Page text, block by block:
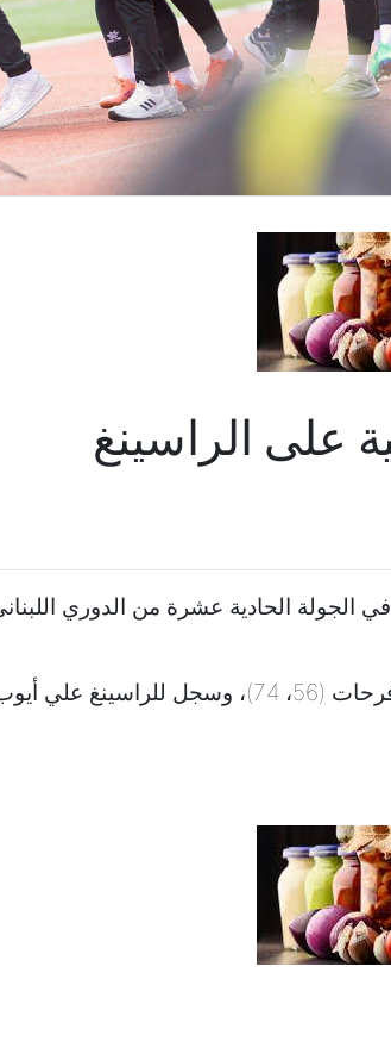
على الراسينغ
الرياضي العباسية على الراسينغ 3-1، في الجولة الحادية عشرة من الدوري